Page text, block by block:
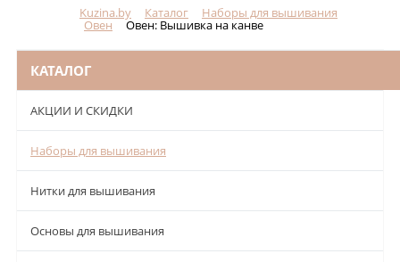
Kuzina.by Каталог Наборы для вышивания
Овен Овен: Вышивка на канве
КАТАЛОГ
АКЦИИ И СКИДКИ
Наборы для вышивания
Нитки для вышивания
Основы для вышивания